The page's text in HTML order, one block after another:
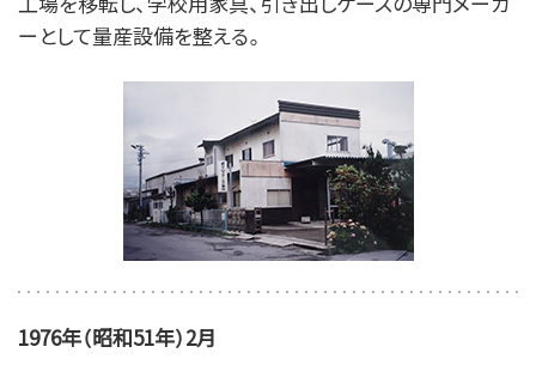
ーとして量産設備を整える。
1976年（昭和51年）2月